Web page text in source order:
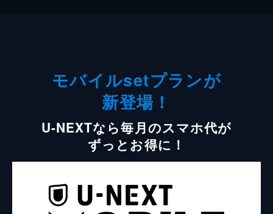
モバイルsetプランが
新登場！
U-NEXTなら毎月のスマホ代が
ずっとお得に！